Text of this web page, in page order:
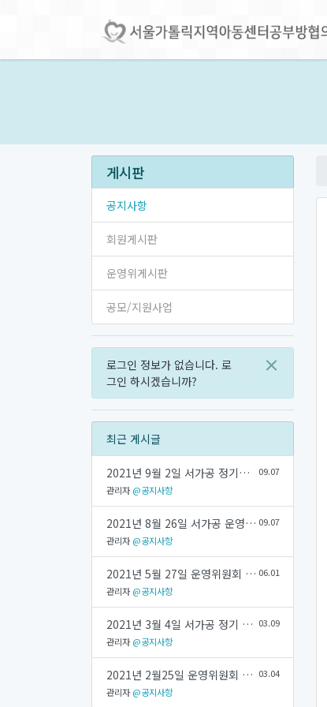
게시판
공지사항
회원게시판
운영위게시판
공모/지원사업
×
로그인 정보가 없습니다. 로
그인 하시겠습니까?
최근 게시글
2021년 9월 2일 서가공 정기회의 회의록
09.07
관리자@공지사항
2021년 8월 26일 서가공 운영위원회 회의록 09.07
관리자@공지사항
2021년 5월 27일 운영위원회 회의록 06.01
관리자@공지사항
2021년 3월 4일 서가공 정기 회의록 03.09
관리자@공지사항
2021년 2월25일 운영위원회 회의록 03.04
관리자@공지사항